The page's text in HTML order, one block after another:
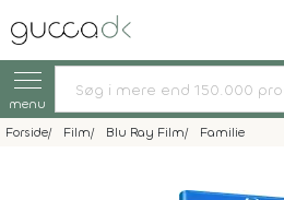
menu
Forside Film Blu Ray Film Familie